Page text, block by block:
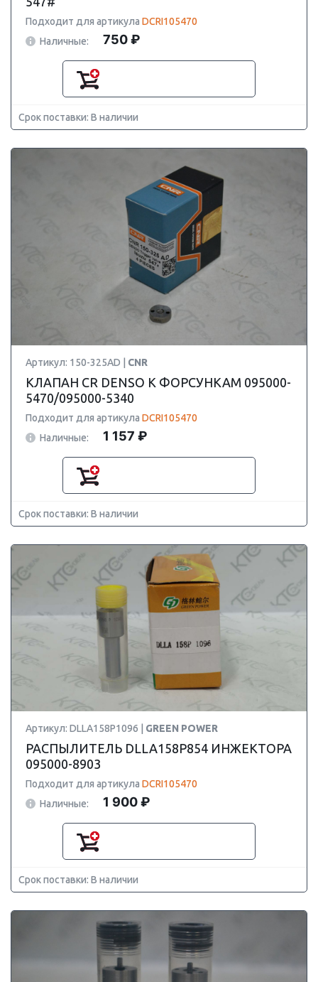
Подходит для артикула DCRI105470
Наличные:
750 ₽
Срок поставки: В наличии
Артикул: 150-325AD | CNR
КЛАПАН CR DENSO К ФОРСУНКАМ 095000-
5470/095000-5340
Подходит для артикула DCRI105470
Наличные:
1 157 ₽
Срок поставки: В наличии
Артикул: DLLA158P1096 | GREEN POWER
РАСПЫЛИТЕЛЬ DLLA158P854 ИНЖЕКТОРА
095000-8903
Подходит для артикула DCRI105470
Наличные:
1 900 ₽
Срок поставки: В наличии